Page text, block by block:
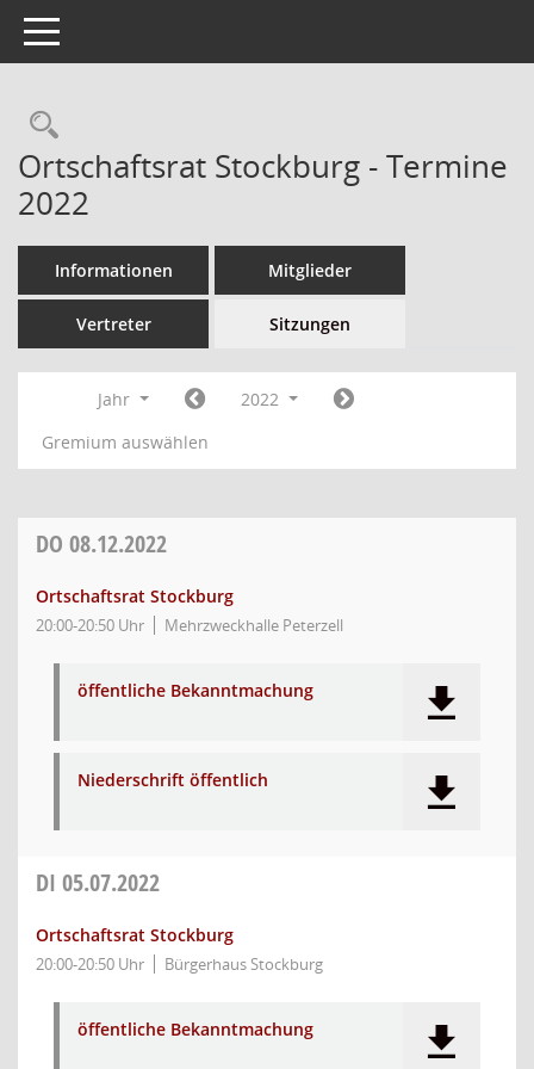
Toggle navigation
Ortschaftsrat Stockburg - Termine
2022
Informationen Mitglieder
Vertreter Sitzungen
Jahr
2022
Gremium auswählen
DO 08.12.2022
Ortschaftsrat Stockburg
20:00-20:50 Uhr Mehrzweckhalle Peterzell
öffentliche Bekanntmachung
Niederschrift öffentlich
DI 05.07.2022
Ortschaftsrat Stockburg
20:00-20:50 Uhr Bürgerhaus Stockburg
öffentliche Bekanntmachung